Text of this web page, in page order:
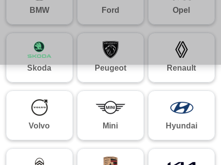
BMW Ford Opel
Skoda Peugeot Renault
Volvo Mini Hyundai